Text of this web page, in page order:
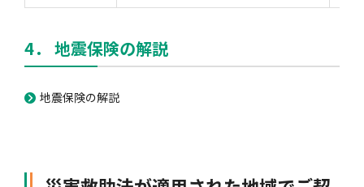
4． 地震保険の解説
地震保険の解説